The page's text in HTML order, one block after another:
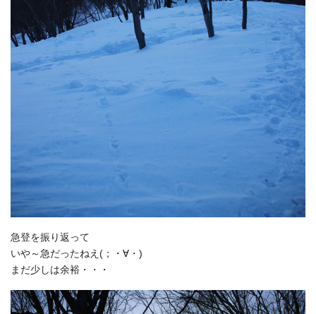
急登を振り返って
いや～急だったねえ(；・∀・)
まだ少しは余裕・・・